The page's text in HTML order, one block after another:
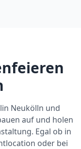
Neukölln und
auf und holen
Egal ob in
oder bei